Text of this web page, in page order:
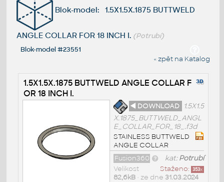
Blok-model: 1.5X1.5X.1875 BUTTWELD
ANGLE COLLAR FOR 18 INCH I. (Potrubí)
Blok-model #23551
« zpět na Katalog
1.5X1.5X.1875 BUTTWELD ANGLE COLLAR F
OR 18 INCH I.
◄ DOWNLOAD
1.5X1.5
X.1875_BUTTWELD_ANGL
E_COLLAR_FOR_18_.f3d
STAINLESS BUTTWELD
ANGLE COLLAR
kat:Potrubí
Fusion360
Staženo: 353x
Velikost
82,6kB• ze dne 31.03.2024